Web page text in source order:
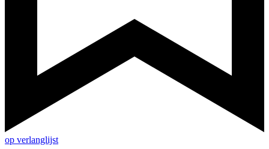
op verlanglijst